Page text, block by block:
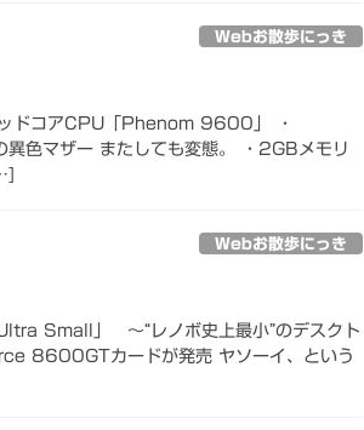
Webお散歩にっき
ドコアCPU「Phenom 9600」 ・
色マザー またしても変態。 ・2GBメモリ
Webお散歩にっき
Small」 ～“レノボ史上最小”のデスクト
8600GTカードが発売 ヤソーイ、という